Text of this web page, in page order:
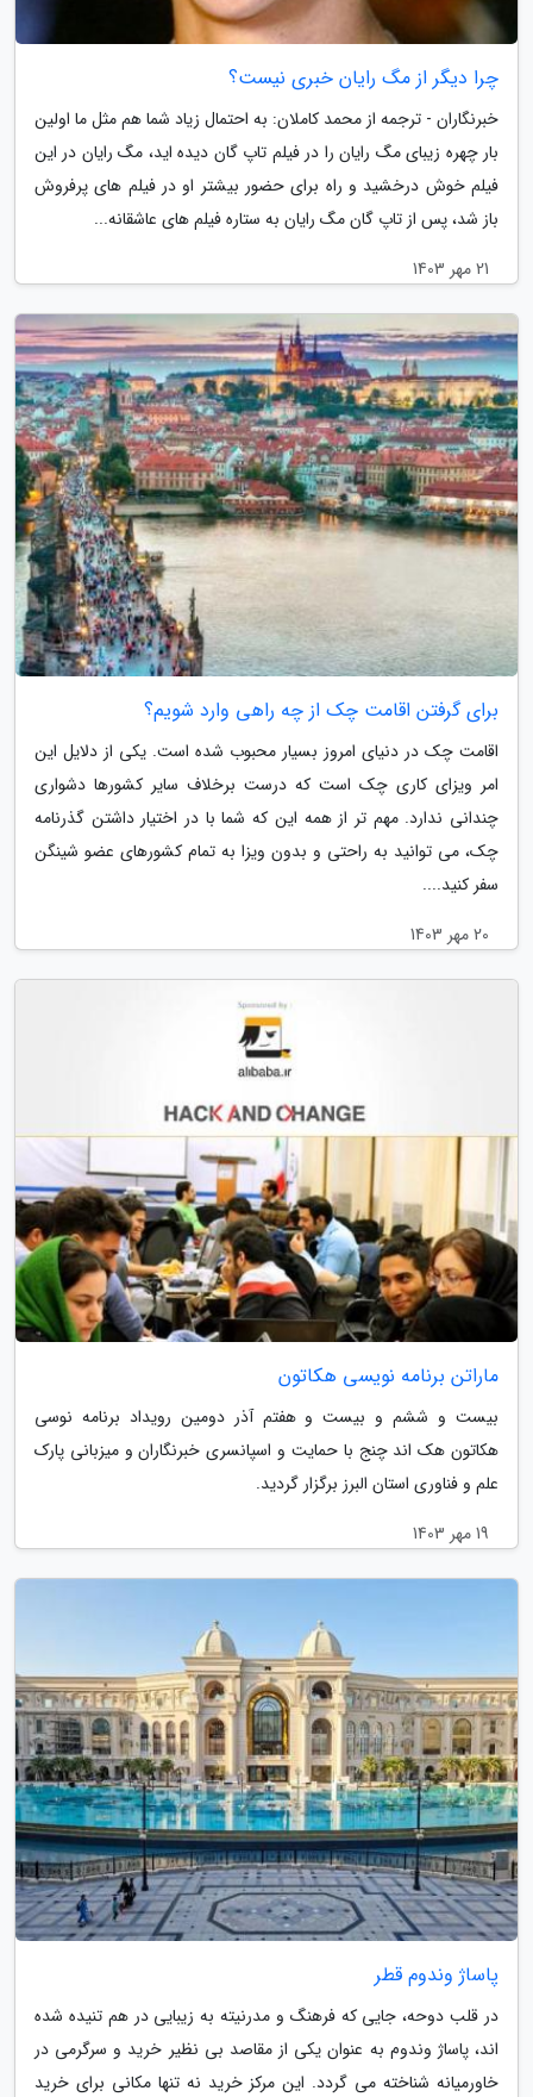
چرا دیگر از مگ رایان خبری نیست؟
خبرنگاران - ترجمه از محمد کاملان: به احتمال زیاد شما هم مثل ما اولین
بار چهره زیبای مگ رایان را در فیلم تاپ گان دیده اید، مگ رایان در این
فیلم خوش درخشید و راه برای حضور بیشتر او در فیلم های پرفروش
باز شد، پس از تاپ گان مگ رایان به ستاره فیلم های عاشقانه...
21 مهر 1403
برای گرفتن اقامت چک از چه راهی وارد شویم؟
اقامت چک در دنیای امروز بسیار محبوب شده است. یکی از دلایل این
امر ویزای کاری چک است که درست برخلاف سایر کشورها دشواری
چندانی ندارد. مهم تر از همه این که شما با در اختیار داشتن گذرنامه
چک، می توانید به راحتی و بدون ویزا به تمام کشورهای عضو شینگن
سفر کنید....
20 مهر 1403
ماراتن برنامه نویسی هکاتون
بیست و ششم و بیست و هفتم آذر دومین رویداد برنامه نوسی
هکاتون هک اند چنج با حمایت و اسپانسری خبرنگاران و میزبانی پارک
علم و فناوری استان البرز برگزار گردید.
19 مهر 1403
پاساژ وندوم قطر
در قلب دوحه، جایی که فرهنگ و مدرنیته به زیبایی در هم تنیده شده
اند، پاساژ وندوم به عنوان یکی از مقاصد بی نظیر خرید و سرگرمی در
خاورمیانه شناخته می گردد. این مرکز خرید نه تنها مکانی برای خرید